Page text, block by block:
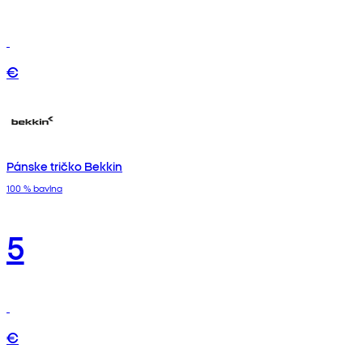
€
Pánske tričko Bekkin
100 % bavlna
5
€